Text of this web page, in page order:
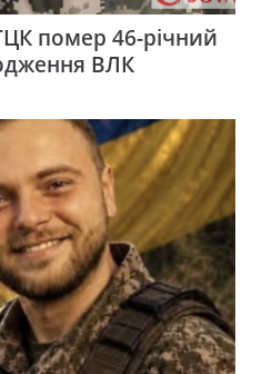
помер 46-річний
ВЛК